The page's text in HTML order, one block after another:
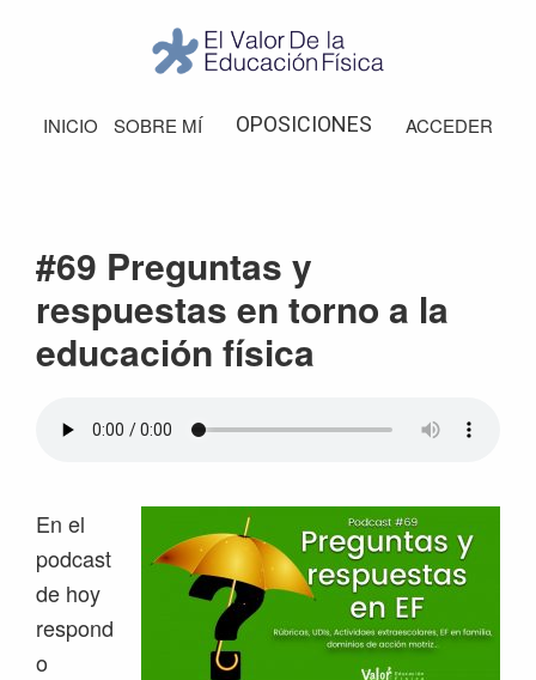
navegación
principal
barra
Valor
de
INICIO SOBRE MÍ OPOSICIONES ACCEDER
#69 Preguntas y
respuestas en torno a la
educación física
En el
podcast
de hoy
respond
o